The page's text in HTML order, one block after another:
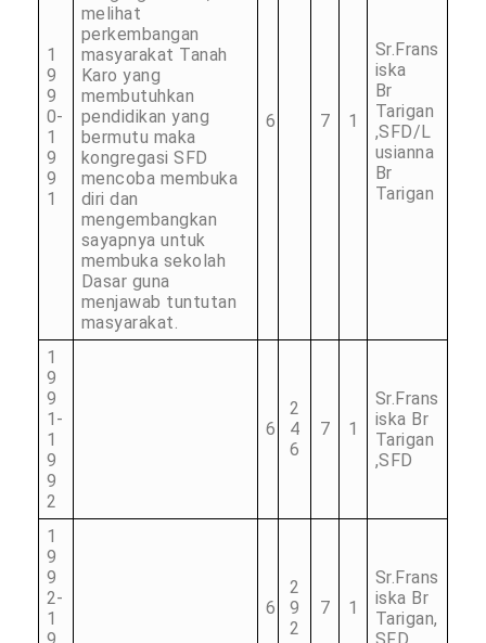
1
9
9
0-
1
9
9
1
melihat
perkembangan
masyarakat Tanah
Karo yang
membutuhkan
pendidikan yang
bermutu maka
kongregasi SFD
mencoba membuka
diri dan
mengembangkan
sayapnya untuk
membuka sekolah
Dasar guna
menjawab tuntutan
masyarakat.
6 7 1
Sr.Frans
iska
Br
Tarigan
,SFD/L
usianna
Br
Tarigan
1
9
9
1-
1
9
9
2
6
2
4
6
7 1
Sr.Frans
iska Br
Tarigan
,SFD
1
9
9
2-
1
6
2
9
2
7 1
Sr.Frans
iska Br
Tarigan,